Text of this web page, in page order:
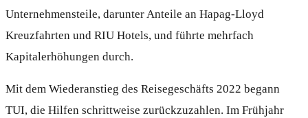
Unternehmensteile, darunter Anteile an Hapag-Lloyd
Kreuzfahrten und RIU Hotels, und führte mehrfach
Kapitalerhöhungen durch.
Mit dem Wiederanstieg des Reisegeschäfts 2022 begann
TUI, die Hilfen schrittweise zurückzuzahlen. Im Frühjahr